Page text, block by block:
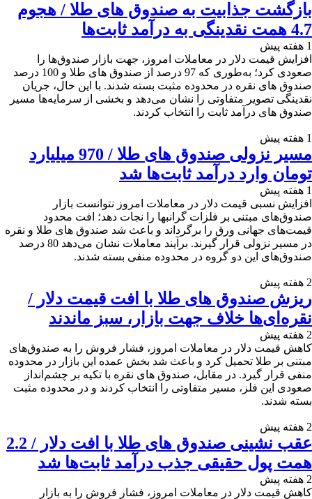
بازگشت جذابیت به صندوق های طلا / هجوم
4.7 همت نقدینگی به درآمد ثابت‌ها
1 هفته پیش
افزایش قیمت دلار در معاملات امروز، جهت بازار صندوق‌ها را
صعودی کرد؛ به‌طوری که 97 درصد از صندوق های طلا و 100 درصد
صندوق های نقره در محدوده مثبت بسته شدند. با این حال، جریان
نقدینگی تصویر متفاوتی را نشان می‌دهد و بخشی از سرمایه‌ها مسیر
صندوق های درآمد ثابت را انتخاب کردند.
1 هفته پیش
مسیر نزولی صندوق های طلا / 970 میلیارد
تومان وارد درآمد ثابت‌ها شد
1 هفته پیش
افزایش نسبی قیمت دلار در معاملات امروز نتوانست بازار
صندوق‌های مبتنی بر فلزات گرانبها را نجات دهد؛ افت محدود
قیمت‌های جهانی ورق را برگرداند و باعث شد صندوق های طلا و نقره
در مسیر نزولی قرار گیرند. برآیند معاملات نشان می‌دهد 80 درصد
صندوق‌های این دو گروه در محدوده منفی بسته شدند.
2 هفته پیش
ریزش صندوق های طلا با افت قیمت دلار /
نقره‌ای‌ها خلاف جهت بازار، سبز ماندند
2 هفته پیش
کاهش قیمت دلار در معاملات امروز، فشار فروش را به صندوق‌های
مبتنی بر طلا تحمیل کرد و باعث شد بخش عمده این بازار در محدوده
منفی قرار گیرد. در مقابل، صندوق‌ های نقره با تکیه بر چشم‌انداز
صعودی این فلز، مسیر متفاوتی را انتخاب کردند و در محدوده مثبت
بسته شدند.
2 هفته پیش
عقب نشینی صندوق های طلا با افت دلار / 2.2
همت پول حقیقی جذب درآمد ثابت‌ها شد
2 هفته پیش
کاهش قیمت دلار در معاملات امروز، فشار فروش را به بازار